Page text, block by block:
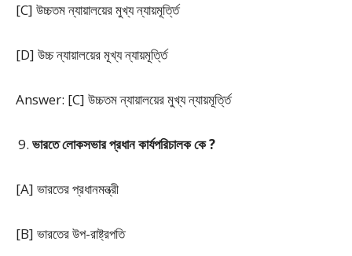
[C] উচ্চতম ন্যায়ালয়ের মুখ্য ন্যায়মূর্ত্তি
[D] উচ্চ ন্যায়ালয়ের মূখ্য ন্যায়মূর্ত্তি
Answer: [C] উচ্চতম ন্যায়ালয়ের মুখ্য ন্যায়মূর্ত্তি
ভারতে লোকসভার প্রধান কার্যপরিচালক কে ?
[A] ভারতের প্রধানমন্ত্রী
[B] ভারতের উপ-রাষ্ট্রপতি